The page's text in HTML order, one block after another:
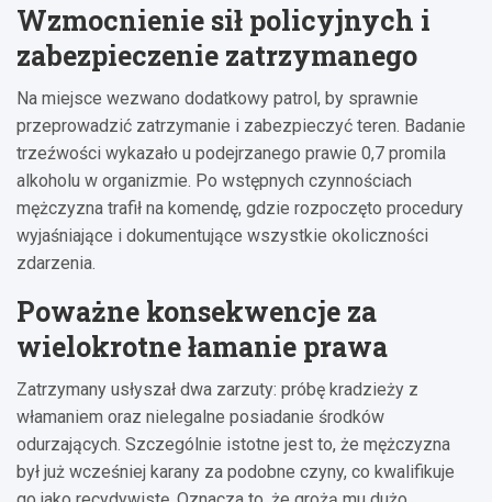
Wzmocnienie sił policyjnych i
zabezpieczenie zatrzymanego
Na miejsce wezwano dodatkowy patrol, by sprawnie
przeprowadzić zatrzymanie i zabezpieczyć teren. Badanie
trzeźwości wykazało u podejrzanego prawie 0,7 promila
alkoholu w organizmie. Po wstępnych czynnościach
mężczyzna trafił na komendę, gdzie rozpoczęto procedury
wyjaśniające i dokumentujące wszystkie okoliczności
zdarzenia.
Poważne konsekwencje za
wielokrotne łamanie prawa
Zatrzymany usłyszał dwa zarzuty: próbę kradzieży z
włamaniem oraz nielegalne posiadanie środków
odurzających. Szczególnie istotne jest to, że mężczyzna
był już wcześniej karany za podobne czyny, co kwalifikuje